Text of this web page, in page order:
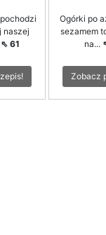
naszej
⇖ 61
Ogórki po
sezamem
na...
Zobacz